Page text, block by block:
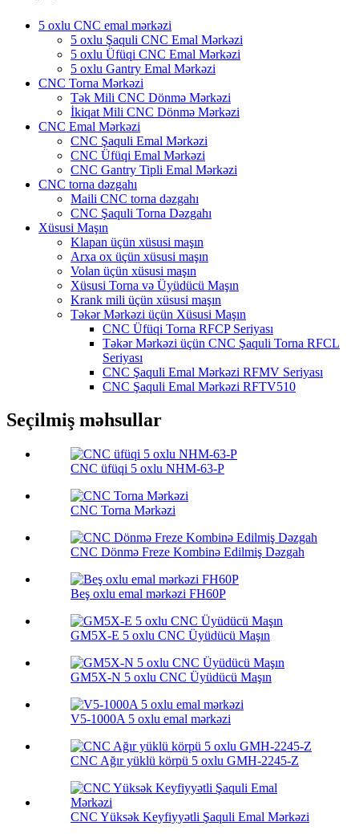
5 oxlu CNC emal mərkəzi
5 oxlu Şaquli CNC Emal Mərkəzi
5 oxlu Üfüqi CNC Emal Mərkəzi
5 oxlu Gantry Emal Mərkəzi
CNC Torna Mərkəzi
Tək Mili CNC Dönmə Mərkəzi
İkiqat Mili CNC Dönmə Mərkəzi
CNC Emal Mərkəzi
CNC Şaquli Emal Mərkəzi
CNC Üfüqi Emal Mərkəzi
CNC Gantry Tipli Emal Mərkəzi
CNC torna dəzgahı
Maili CNC torna dəzgahı
CNC Şaquli Torna Dəzgahı
Xüsusi Maşın
Klapan üçün xüsusi maşın
Arxa ox üçün xüsusi maşın
Volan üçün xüsusi maşın
Xüsusi Torna və Üyüdücü Maşın
Krank mili üçün xüsusi maşın
Təkər Mərkəzi üçün Xüsusi Maşın
CNC Üfüqi Torna RFCP Seriyası
Təkər Mərkəzi üçün CNC Şaquli Torna RFCL
Seriyası
CNC Şaquli Emal Mərkəzi RFMV Seriyası
CNC Şaquli Emal Mərkəzi RFTV510
Seçilmiş məhsullar
CNC üfüqi 5 oxlu NHM-63-P
CNC Torna Mərkəzi
CNC Dönmə Freze Kombinə Edilmiş Dəzgah
Beş oxlu emal mərkəzi FH60P
GM5X-E 5 oxlu CNC Üyüdücü Maşın
GM5X-N 5 oxlu CNC Üyüdücü Maşın
V5-1000A 5 oxlu emal mərkəzi
CNC Ağır yüklü körpü 5 oxlu GMH-2245-Z
CNC Yüksək Keyfiyyətli Şaquli Emal Mərkəzi